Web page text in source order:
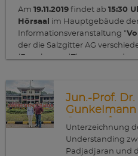
Am 19.11.2019 findet ab 15:30
Hörsaal
im Hauptgebäude
Informationsveranstaltung "
der die Salzgitter AG
(Forschungs-)Themen rund
Master und Doktoranden aus
(Wirtschafts-)Informatik,
Wirtschaftsingenieurwesen,
weiteren, die sich für die
Prozesse rund um die
Im Anschluss an den
mit Vertretern der Salzgitter
Jun.-Prof. Dr.
Gunkelmann
Universität
Bandung,
Unterzeichnung
Understanding
Padjadjaran und